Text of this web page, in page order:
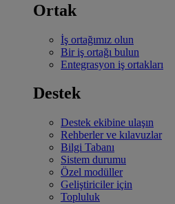
Ortak
İş ortağımız olun
Bir iş ortağı bulun
Entegrasyon iş ortakları
Destek
Destek ekibine ulaşın
Rehberler ve kılavuzlar
Bilgi Tabanı
Sistem durumu
Özel modüller
Geliştiriciler için
Topluluk